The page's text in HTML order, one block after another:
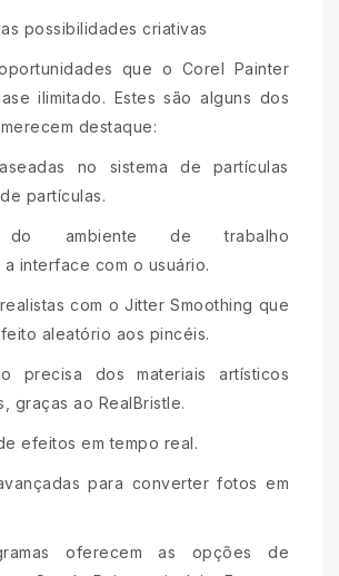
possibilidades criativas
que o Corel Painter
ilimitado. Estes são alguns dos
destaque:
no sistema de partículas
partículas.
do ambiente de trabalho
interface com o usuário.
com o Jitter Smoothing que
aleatório aos pincéis.
precisa dos materiais artísticos
graças ao RealBristle.
efeitos em tempo real.
para converter fotos em
oferecem as opções de